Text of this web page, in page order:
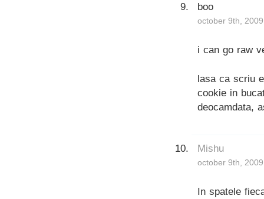
boo
october 9th,
i can go raw
lasa ca scriu
cookie in
deocamdata,
Mishu
october 9th,
In spatele